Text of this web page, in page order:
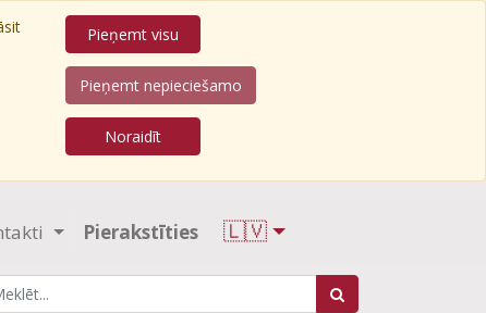
Pieņemt visu
Pieņemt nepieciešamo
Noraidīt
Pierakstīties 🇱🇻